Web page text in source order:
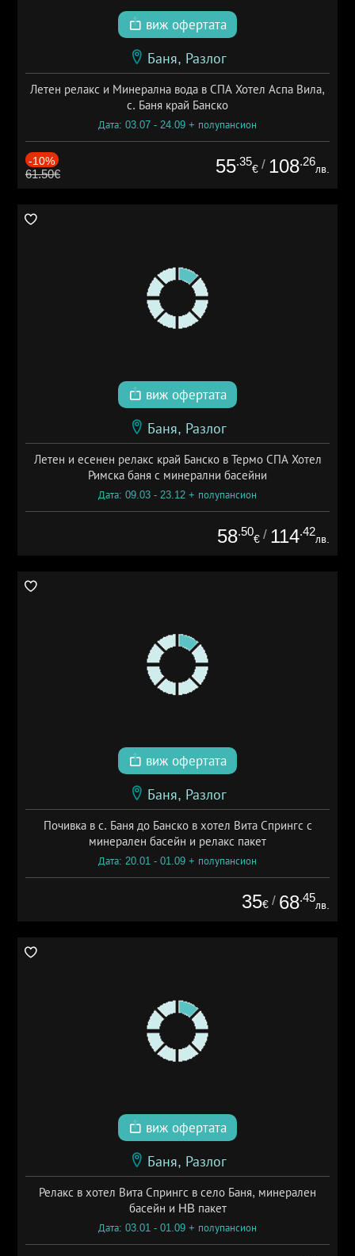
виж офертата
Баня, Разлог
Летен релакс и Минерална вода в СПА Хотел Аспа Вила,
с. Баня край Банско
Дата: 03.07 - 24.09 + полупансион
-10%
61.50€ 55.35
€ / 108.26
лв.
виж офертата
Баня, Разлог
Летен и есенен релакс край Банско в Термо СПА Хотел
Римска баня с минерални басейни
Дата: 09.03 - 23.12 + полупансион
58.50
€ / 114.42
лв.
виж офертата
Баня, Разлог
Почивка в с. Баня до Банско в хотел Вита Спрингс с
минерален басейн и релакс пакет
Дата: 20.01 - 01.09 + полупансион
35€ / 68.45
лв.
виж офертата
Баня, Разлог
Релакс в хотел Вита Спрингс в село Баня, минерален
басейн и HB пакет
Дата: 03.01 - 01.09 + полупансион